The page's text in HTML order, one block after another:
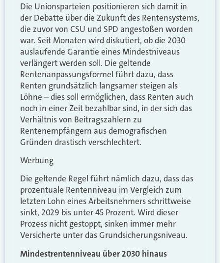
Die Unionsparteien positionieren sich damit in
der Debatte über die Zukunft des Rentensystems,
die zuvor von CSU und SPD angestoßen worden
war. Seit Monaten wird diskutiert, ob die 2030
auslaufende Garantie eines Mindestniveaus
verlängert werden soll. Die geltende
Rentenanpassungsformel führt dazu, dass
Renten grundsätzlich langsamer steigen als
Löhne – dies soll ermöglichen, dass Renten auch
noch in einer Zeit bezahlbar sind, in der sich das
Verhältnis von Beitragszahlern zu
Rentenempfängern aus demografischen
Gründen drastisch verschlechtert.
Werbung
Die geltende Regel führt nämlich dazu, dass das
prozentuale Rentenniveau im Vergleich zum
letzten Lohn eines Arbeitsnehmers schrittweise
sinkt, 2029 bis unter 45 Prozent. Wird dieser
Prozess nicht gestoppt, sinken immer mehr
Versicherte unter das Grundsicherungsniveau.
Mindestrentenniveau über 2030 hinaus